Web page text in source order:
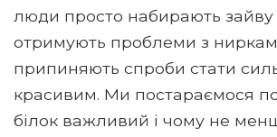
люди просто набирають зайву
отримують проблеми з
припиняють спроби стати
красивим. Ми постараємося
білок важливий і чому не